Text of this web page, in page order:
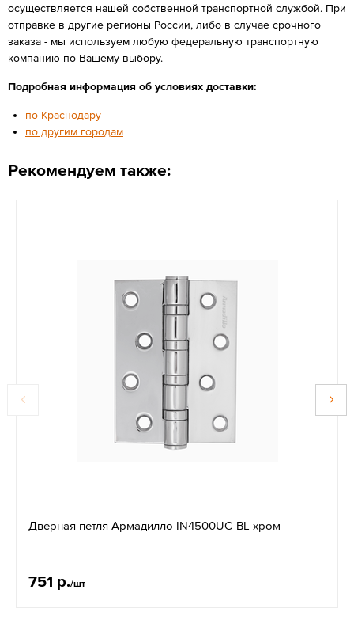
осуществляется нашей собственной транспортной службой. При
отправке в другие регионы России, либо в случае срочного
заказа - мы используем любую федеральную транспортную
компанию по Вашему выбору.
Подробная информация об условиях доставки:
по Краснодару
по другим городам
Рекомендуем также:
Дверная петля Армадилло IN4500UC-BL хром
751 р./шт